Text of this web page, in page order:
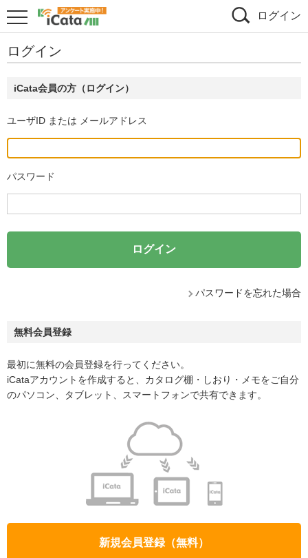
ログイン
ログイン
iCata会員の方（ログイン）
ユーザID または メールアドレス
パスワード
パスワードを忘れた場合
無料会員登録
最初に無料の会員登録を行ってください。
iCataアカウントを作成すると、カタログ棚・しおり・メモをご自分
のパソコン、タブレット、スマートフォンで共有できます。
新規会員登録（無料）